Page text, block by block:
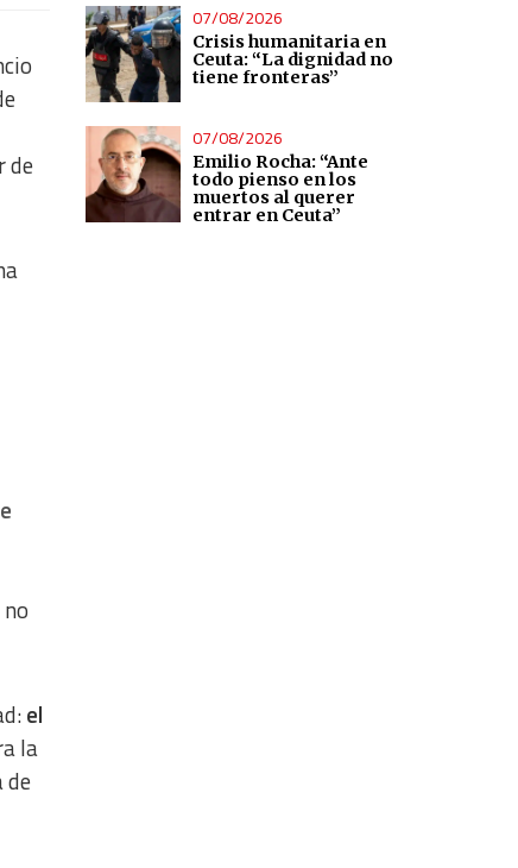
de
el
la
de
07/08/2026
Crisis humanitaria en
Ceuta: “La dignidad no
tiene fronteras”
07/08/2026
Emilio Rocha: “Ante
todo pienso en los
muertos al querer
entrar en Ceuta”